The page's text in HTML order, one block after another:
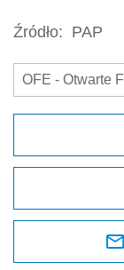
Źródło: PAP
OFE - Otwarte